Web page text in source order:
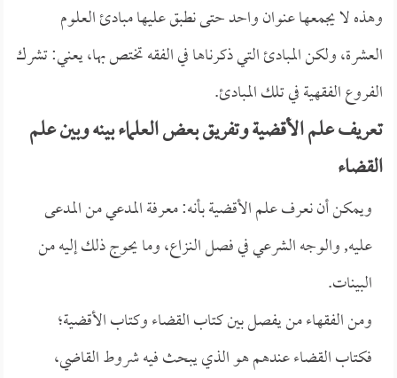
وهذه لا يجمعها عنوان واحد حتى نطبق عليها مبادئ العلوم
العشرة، ولكن المبادئ التي ذكرناها في الفقه تختص بها، يعني: تشرك
الفروع الفقهية في تلك المبادئ.
تعريف علم الأقضية وتفريق بعض العلماء بينه وبين علم
القضاء
ويمكن أن نعرف علم الأقضية بأنه: معرفة المدعي من المدعى
عليه, والوجه الشرعي في فصل النزاع، وما يحوج ذلك إليه من
البينات.
ومن الفقهاء من يفصل بين كتاب القضاء وكتاب الأقضية؛
فكتاب القضاء عندهم هو الذي يبحث فيه شروط القاضي،